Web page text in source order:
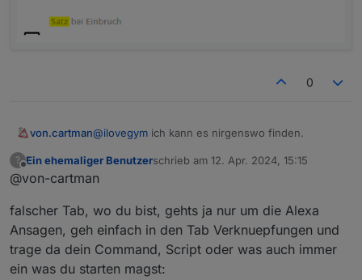
0
von.cartman@ilovegym ich kann es nirgenswo finden.
die Meisten sind nur als "Sätze" zu
Sprachausgabe
? Ein ehemaliger Benutzerschrieb am 12. Apr. 2024, 15:15
zuletzt editiert von
@von-cartman
falscher Tab, wo du bist, gehts ja nur um die Alexa
Ansagen, geh einfach in den Tab Verknuepfungen und
trage da dein Command, Script oder was auch immer
ein was du starten magst: